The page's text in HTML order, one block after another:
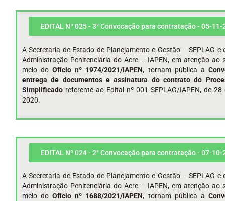
EDITAL Nº 025 - 3° Convocação para contratação - 05-11-
A Secretaria de Estado de Planejamento e Gestão – SEPLAG
Administração Penitenciária do Acre – IAPEN, em atenção ao
meio doOfício nº 1974/2021/IAPEN, tornam pública a
entrega de documentos e assinatura do contrato do
Simplificado referente ao Edital nº 001 SEPLAG/IAPEN, de 28
2020.
EDITAL Nº 024 - 2° Convocação para contratação - 07-10-
A Secretaria de Estado de Planejamento e Gestão – SEPLAG
Administração Penitenciária do Acre – IAPEN, em atenção ao
meio doOfício nº 1688/2021/IAPEN, tornam pública a